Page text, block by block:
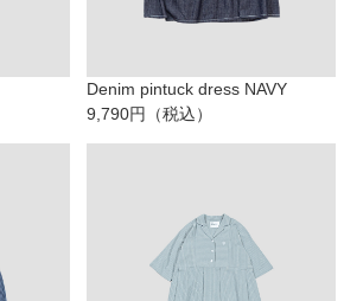
Denim pintuck dress NAVY
9,790円（税込）